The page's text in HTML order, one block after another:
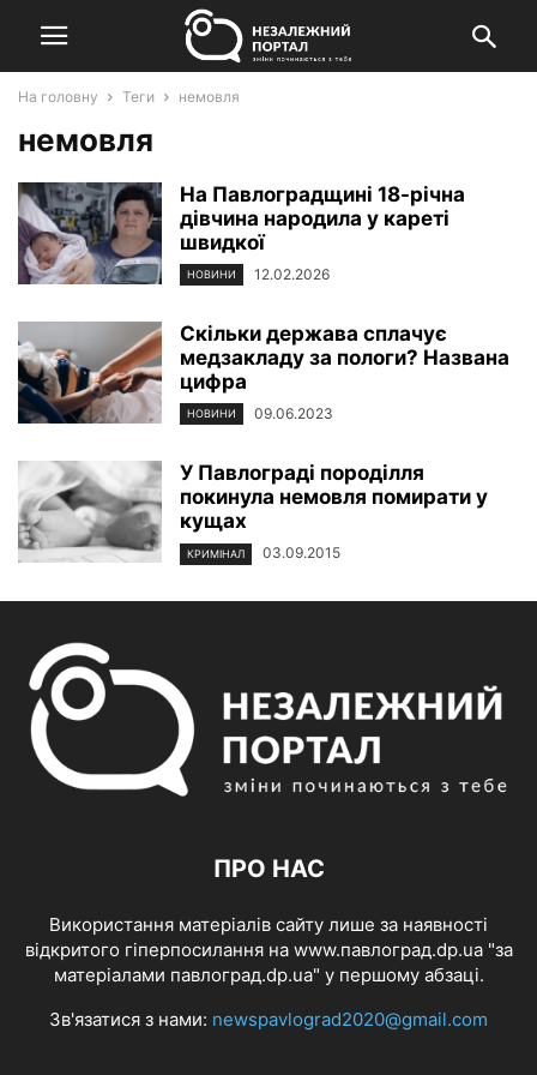
На головну Теги немовля
немовля
На Павлоградщині 18-річна
дівчина народила у кареті
швидкої
НОВИНИ 12.02.2026
Скільки держава сплачує
медзакладу за пологи? Названа
цифра
НОВИНИ 09.06.2023
У Павлограді породілля
покинула немовля помирати у
кущах
КРИМІНАЛ 03.09.2015
ПРО НАС
Використання матеріалів сайту лише за наявності
відкритого гіперпосилання на www.павлоград.dp.ua "за
матеріалами павлоград.dp.ua" у першому абзаці.
Зв'язатися з нами: newspavlograd2020@gmail.com